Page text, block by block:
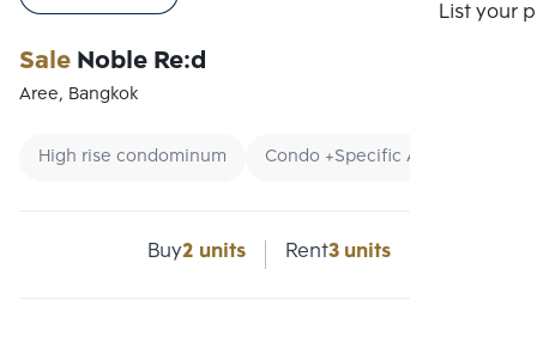
List your
SaleNoble Re:d
Aree, Bangkok
High rise condominum Condo +Specific Area
Buy2 units Rent3 units